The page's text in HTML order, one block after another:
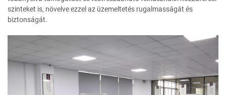
szinteket is, növelve ezzel az üzemeltetés rugalmasságát és
biztonságát.